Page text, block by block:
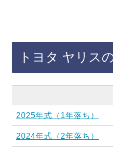
トヨタ ヤリス
2025年式（1年落ち）
2024年式（2年落ち）